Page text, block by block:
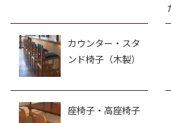
カウンター・スタ
ンド椅子（木製）
座椅子・高座椅子